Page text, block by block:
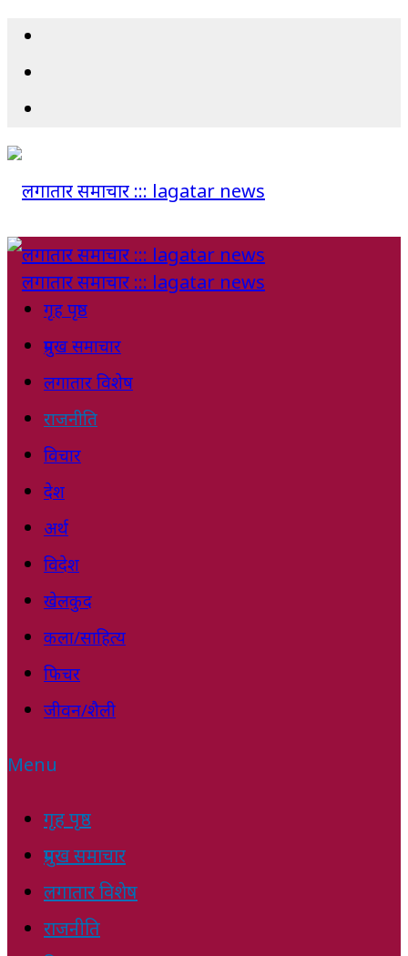
गृह पृष्ठ
प्रमुख समाचार
लगातार विशेष
राजनीति
विचार
देश
अर्थ
विदेश
खेलकुद
कला/साहित्य
फिचर
जीवन/शैली
Menu
गृह पृष्ठ
प्रमुख समाचार
लगातार विशेष
राजनीति